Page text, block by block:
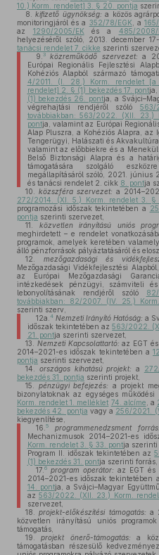
10.) Korm. rendelet] 3. § 20. pontja
8.
kifizető ügynökség: a közös
monitoringjáról és a 352/78/EGK , a
az 1290/2005/EK és a 485/
helyezéséről szóló, 2013. december
tanácsi rendelet 7. cikke szerinti
9. 3 közreműködő szervezet:a
Európai Regionális Fejlesztési
Kohéziós Alapból származó
4/2011. (I. 28.) Korm. rendelet [a
rendelet] 2. § (1) bekezdés 17. pontja,
(1) bekezdés 26. pontja, a
végrehajtási rendjéről szóló
továbbiakban: 563/2022. (XII. 23.)
pontja, valamint az Európai
Alap Pluszra, a Kohéziós Alapra, az
Tengerügyi, Halászati és
valamint az előbbiekre és a
Belső Biztonsági Alapra és a
támogatására szolgáló
megállapításáról szóló, 2021.
és tanácsi rendelet 2. cikk 8. pontja
10.
közszféra szervezet: a
272/2014. (XI. 5.) Korm. rendelet 3. §
programozási időszak tekintetében a
pontja szerinti szervezet,
11.
közvetlen irányítású uniós
meghirdetett – e rendelet
programok, amelyek keretében
álló pénzforrások pályáztatásáról és
12.
mezőgazdasági és
Mezőgazdasági Vidékfejlesztési
az Európai Mezőgazdasági
intézkedések pénzügyi, számviteli
lebonyolításának rendjéről szóló
továbbiakban: 82/2007. (IV. 25.)
szerinti szerv,
12a. 4 Nemzeti Irányító Hatóság: a
időszak tekintetében az563/2022.
21. pontja szerinti szervezet,
13.
Nemzeti Kapcsolattartó: az EGT
2014–2021-es időszak tekintetében a
pontja szerinti szervezet,
14.
országos kihatású projekt: a
bekezdés 31. pontja szerinti projekt,
15.
pénzügyi befejezés: a projekt
bizonylatoknak az egységes
Korm. rendelet 1. melléklet 74. alcíme , a
bekezdés 42. pontja vagy a 256/2021.
kiegyenlítése,
16. 5 programmenedzsment forrás:
Mechanizmusok 2014–2021-es
Korm. rendelet 3. § 33. pontja szerinti
Program II. időszak tekintetében az
(1) bekezdés 31. pontja szerinti forrás,
17. 6 program operátor: az EGT és
2014–2021-es időszak tekintetében a
14. pontja, a Svájci–Magyar
az 563/2022. (XII. 23.) Korm.
szervezet,
18.
projekt-előkészítési támogatás: a
közvetlen irányítású uniós
támogatás,
19.
projekt önerő-támogatás: a
támogatásban részesülő